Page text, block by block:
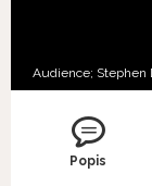
Audience; Stephen
Popis